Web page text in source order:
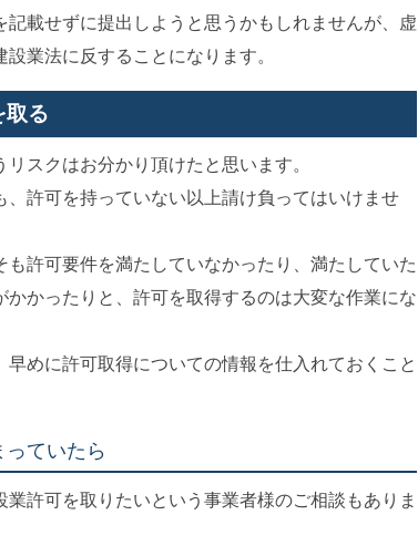
載せずに提出しようと思うかもしれませんが、虚
業法に反することになります。
取る
スクはお分かり頂けたと思います。
許可を持っていない以上請け負ってはいけませ
許可要件を満たしていなかったり、満たしていた
かったりと、許可を取得するのは大変な作業にな
めに許可取得についての情報を仕入れておくこと
ていたら
許可を取りたいという事業者様のご相談もありま